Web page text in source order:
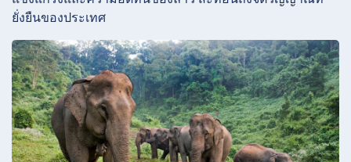
ยั่งยืนของประเทศ